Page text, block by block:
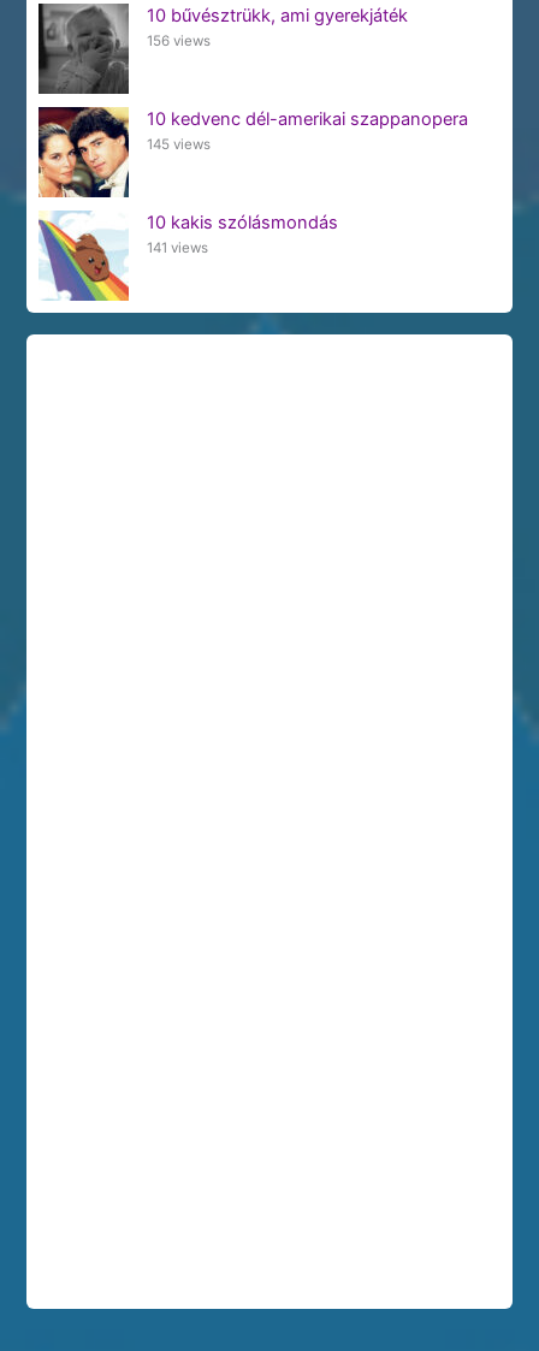
10 bűvésztrükk, ami gyerekjáték
156 views
10 kedvenc dél-amerikai szappanopera
145 views
10 kakis szólásmondás
141 views